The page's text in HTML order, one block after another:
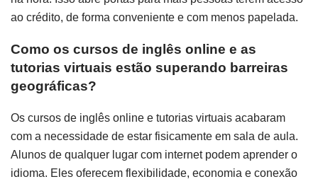
ao crédito, de forma conveniente e com menos papelada.
Como os cursos de inglês online e as
tutorias virtuais estão superando barreiras
geográficas?
Os cursos de inglês online e tutorias virtuais acabaram
com a necessidade de estar fisicamente em sala de aula.
Alunos de qualquer lugar com internet podem aprender o
idioma. Eles oferecem flexibilidade, economia e conexão